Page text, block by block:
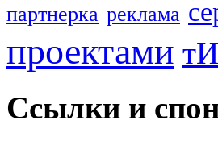
партнерка реклама
проектами
Ссылки и